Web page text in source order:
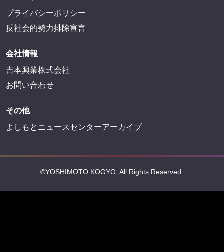
FANY Mall
FANY Commu
法務・規約
プライバシーポリシー
反社会的勢力排除宣言
会社情報
その他